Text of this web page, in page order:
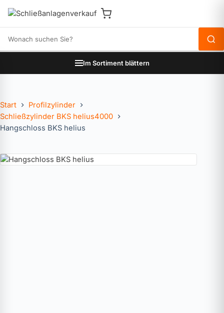
Im Sortiment blättern
Start
Profilzylinder
Schließzylinder BKS helius4000
Hangschloss BKS helius